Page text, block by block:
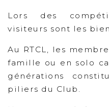
Lors des
visiteurs sont les
Au RTCL, les
famille ou en solo
générations
piliers du Club.